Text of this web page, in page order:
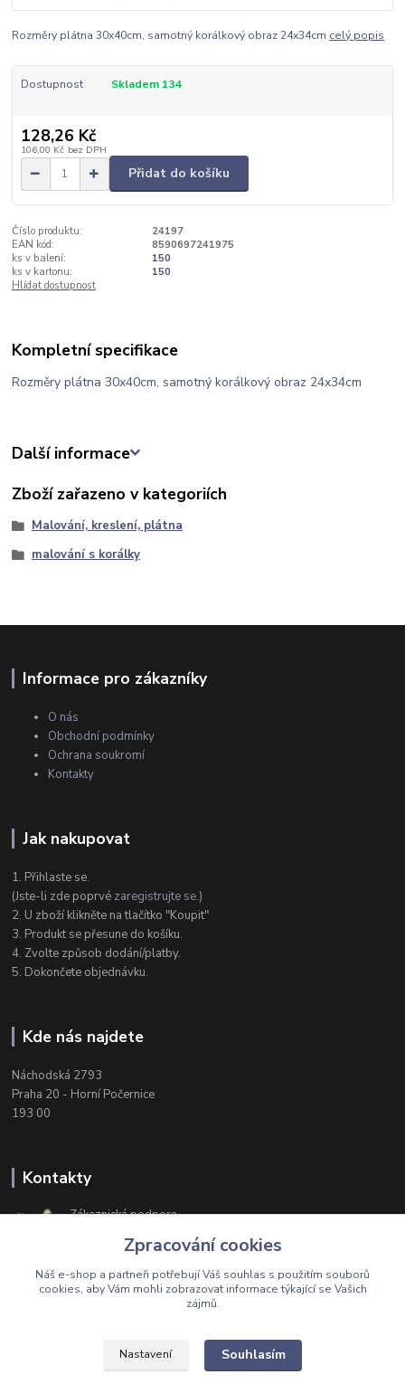
Rozměry plátna 30x40cm, samotný korálkový obraz 24x34cm celý popis
Dostupnost Skladem 134
128,26 Kč
106,00 Kč bez DPH
Přidat do košíku
Číslo produktu:
24197
EAN kód:
8590697241975
ks v balení:
150
ks v kartonu:
150
Hlídat dostupnost
Kompletní specifikace
Rozměry plátna 30x40cm, samotný korálkový obraz 24x34cm
Další informace
Zboží zařazeno v kategoriích
Malování, kreslení, plátna
malování s korálky
Informace pro zákazníky
O nás
Obchodní podmínky
Ochrana soukromí
Kontakty
Jak nakupovat
1. Přihlaste se.
(Jste-li zde poprvé zaregistrujte se.)
2. U zboží klikněte na tlačítko "Koupit"
3. Produkt se přesune do košíku.
4. Zvolte způsob dodání/platby.
5. Dokončete objednávku.
Kde nás najdete
Náchodská 2793
Praha 20 - Horní Počernice
193 00
Kontakty
Zákaznická podpora
+420 603 174 975
Po-Čt, 8-16 hod. Pá 8-14 hod.
Upravit sběr cookies.
Zpracování cookies
Náš e-shop a partneři potřebují Váš souhlas s použitím souborů
cookies, aby Vám mohli zobrazovat informace týkající se Vašich
zájmů.
Nastavení Souhlasím